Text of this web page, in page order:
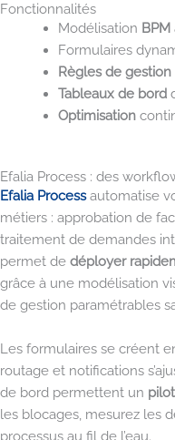
Fonctionnalités
Modélisation BPM
Formulaires
Règles de gestion
Tableaux de bord
Optimisation
Efalia Process : des
Efalia Processautomatise
métiers : approbation de
traitement de demandes
permet de déployer
grâce à une modélisation
de gestion paramétrables
Les formulaires se créent
routage et notifications
de bord permettent un
les blocages, mesurez les
processus au fil de l’eau.